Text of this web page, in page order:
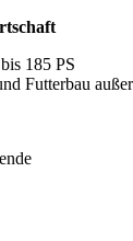
185 PS
Futterbau